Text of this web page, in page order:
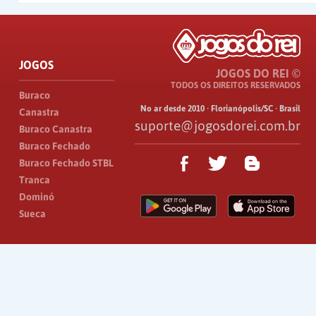
JOGOS
Buraco
Canastra
Buraco Canastra
Buraco Fechado
Buraco Fechado STBL
Tranca
Dominó
Sueca
JOGOS DO REI ©
TODOS OS DIREITOS RESERVADOS
No ar desde 2010 · Florianópolis/SC · Brasil
suporte@jogosdorei.com.br